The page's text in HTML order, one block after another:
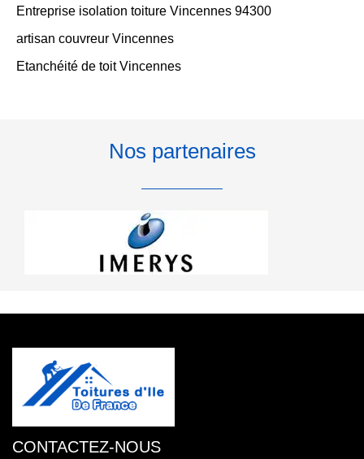
Entreprise isolation toiture Vincennes 94300
artisan couvreur Vincennes
Etanchéité de toit Vincennes
Nos partenaires
CONTACTEZ-NOUS